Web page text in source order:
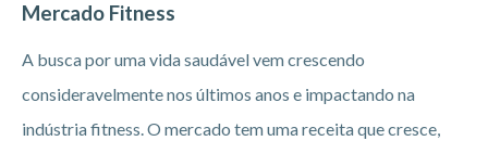
Mercado Fitness
A busca por uma vida saudável vem crescendo
consideravelmente nos últimos anos e impactando na
indústria fitness. O mercado tem uma receita que cresce,